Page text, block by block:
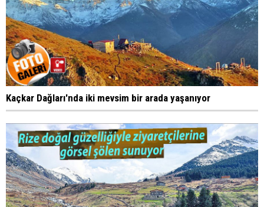
Kaçkar Dağları'nda iki mevsim bir arada yaşanıyor